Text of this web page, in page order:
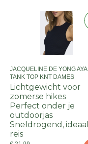
JACQUELINE DE YONG AYA
TANK TOP KNT DAMES
Lichtgewicht voor
zomerse hikes
Perfect onder je
outdoorjas
Sneldrogend,
reis